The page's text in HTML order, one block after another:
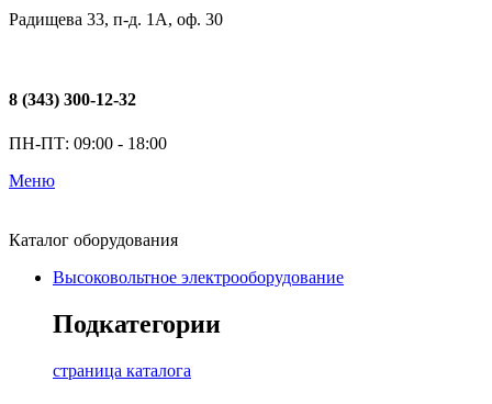
Радищева 33, п-д. 1А, оф. 30
8 (343) 300-12-32
ПН-ПТ: 09:00 - 18:00
Меню
Каталог оборудования
Высоковольтное электрооборудование
Подкатегории
страница каталога